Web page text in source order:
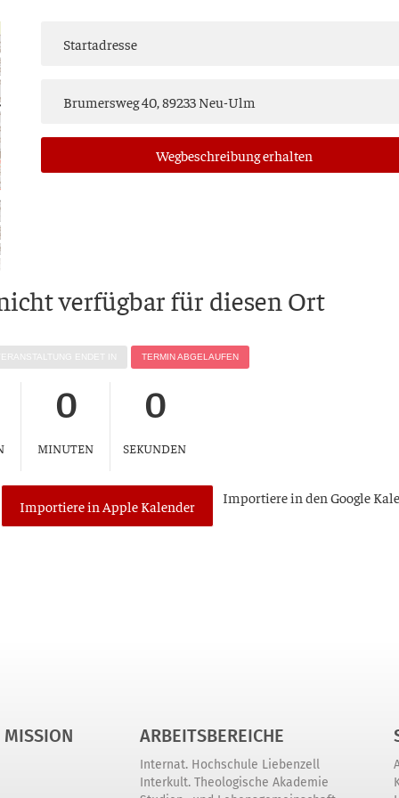
Weg­be­schrei­bung erhalten
ver­füg­bar für die­sen Ort
ENDET IN TER­MIN ABGELAUFEN
0
MINUTEN
0
SEKUNDEN
Importiere in Apple Kalender Impor­tie­re in den Goog­le
MISSION ARBEITSBEREICHE
Internat. Hochschule Liebenzell
Interkult. Theologische Akademie